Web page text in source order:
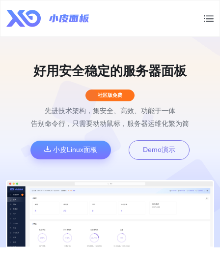
好用安全稳定的服务器面板
社区版免费
先进技术架构，集安全、高效、功能于一体
告别命令行，只需要动动鼠标，服务器运维化繁为简
小皮Linux面板 Demo演示